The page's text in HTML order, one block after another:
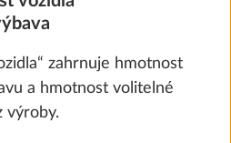
zahrnuje hmotnost
a hmotnost volitelné
výroby.